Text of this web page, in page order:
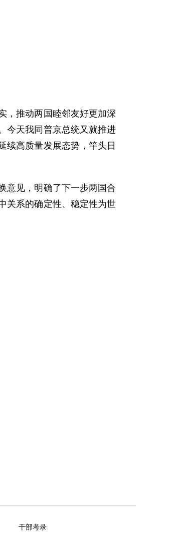
，推动两国睦邻友好更加深
今天我同普京总统又就推进
续高质量发展态势，竿头日
意见，明确了下一步两国合
关系的确定性、稳定性为世
干部考录